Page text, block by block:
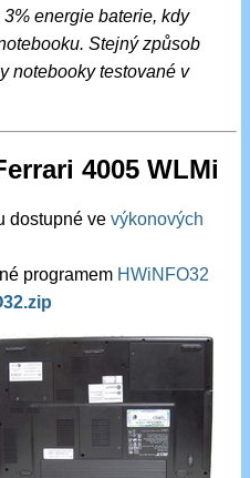
energie baterie, kdy
Stejný způsob
notebooky testované v
4005 WLMi
dostupné vevýkonových
programem HWiNFO32